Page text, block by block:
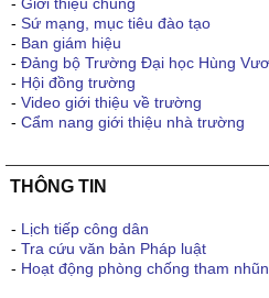
- Sứ mạng, mục tiêu đào tạo
- Ban giám hiệu
- Đảng bộ Trường Đại học Hùng
- Hội đồng trường
- Video giới thiệu về trường
- Cẩm nang giới thiệu nhà trường
THÔNG TIN
- Lịch tiếp công dân
- Tra cứu văn bản Pháp luật
- Hoạt động phòng chống tham